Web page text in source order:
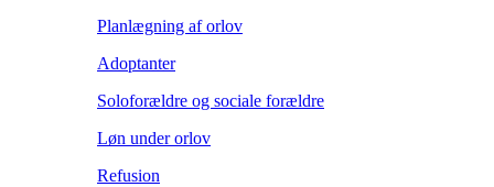
Planlægning af orlov
Adoptanter
Soloforældre og sociale forældre
Løn under orlov
Refusion